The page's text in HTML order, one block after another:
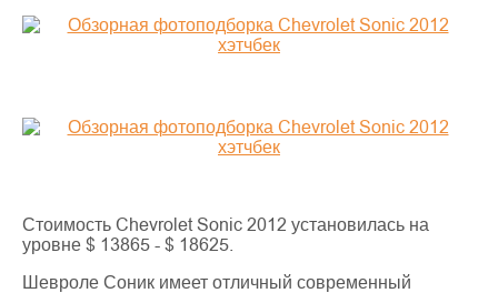
Стоимость Chevrolet Sonic 2012 установилась на
уровне $ 13865 - $ 18625.
Шевроле Соник имеет отличный современный